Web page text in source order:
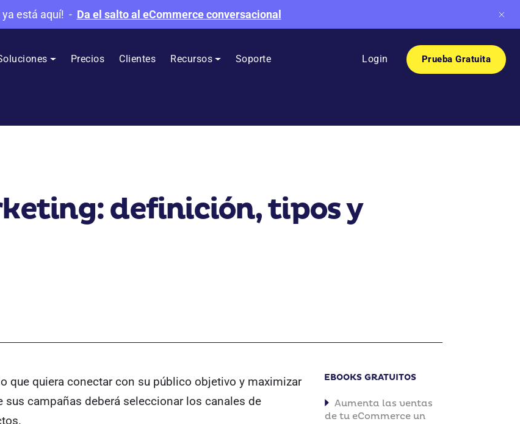
ya está aquí! - Da el salto al eCommerce conversacional
Precios Clientes Recursos Soporte Login Prueba Gratuita
definición, tipos y
que quiera conectar con su público objetivo y maximizar
sus campañas deberá seleccionar los canales de
EBOOKS GRATUITOS
Aumenta las ventas
de tu eCommerce un